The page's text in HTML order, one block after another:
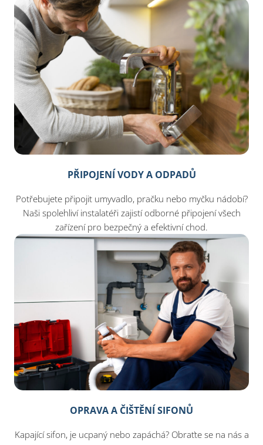
PŘIPOJENÍ VODY A ODPADŮ
Potřebujete připojit umyvadlo, pračku nebo myčku nádobí?
Naši spolehliví instalatéři zajistí odborné připojení všech
zařízení pro bezpečný a efektivní chod.
OPRAVA A ČIŠTĚNÍ SIFONŮ
Kapající sifon, je ucpaný nebo zapáchá? Obraťte se na nás a